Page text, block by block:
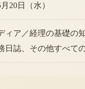
20日（水）
ィア／経理の基礎の
日誌、その他すべて